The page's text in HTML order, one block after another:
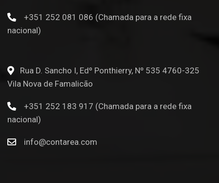
+351 252 081 086 (Chamada para a rede fixa
nacional)
Rua D. Sancho I, Edº Ponthierry, Nº 535 4760-325
Vila Nova de Famalicão
+351 252 183 917 (Chamada para a rede fixa
nacional)
info@contarea.com